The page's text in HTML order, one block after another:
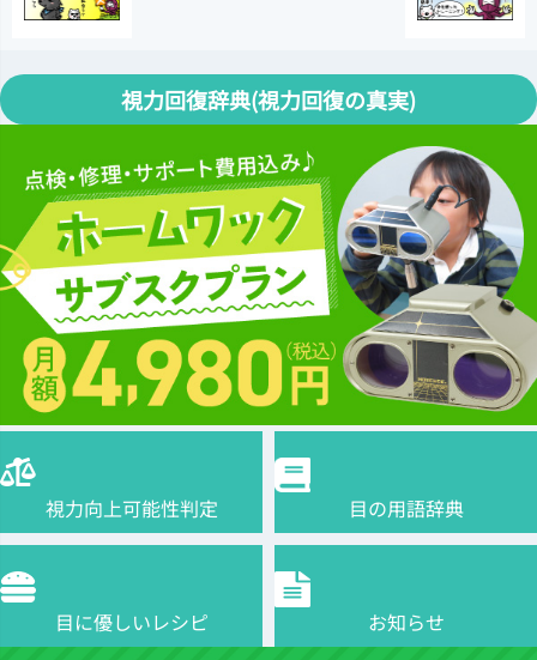
視力回復辞典(視力回復の真実)
視力向上可能性判定 目の用語辞典
目に優しいレシピ お知らせ